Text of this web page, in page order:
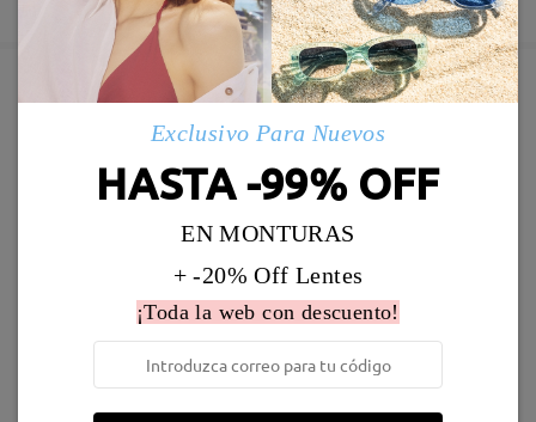
5-7 días laborales detalles
Enviado
5-7 días laborales
detalles
Marcos Similares
LKFS4126R 9,95 € Cathy001 27,95 €
Exclusivo Para Nuevos
HASTA -99% OFF
EN MONTURAS
+ -20% Off Lentes
¡Toda la web con descuento!